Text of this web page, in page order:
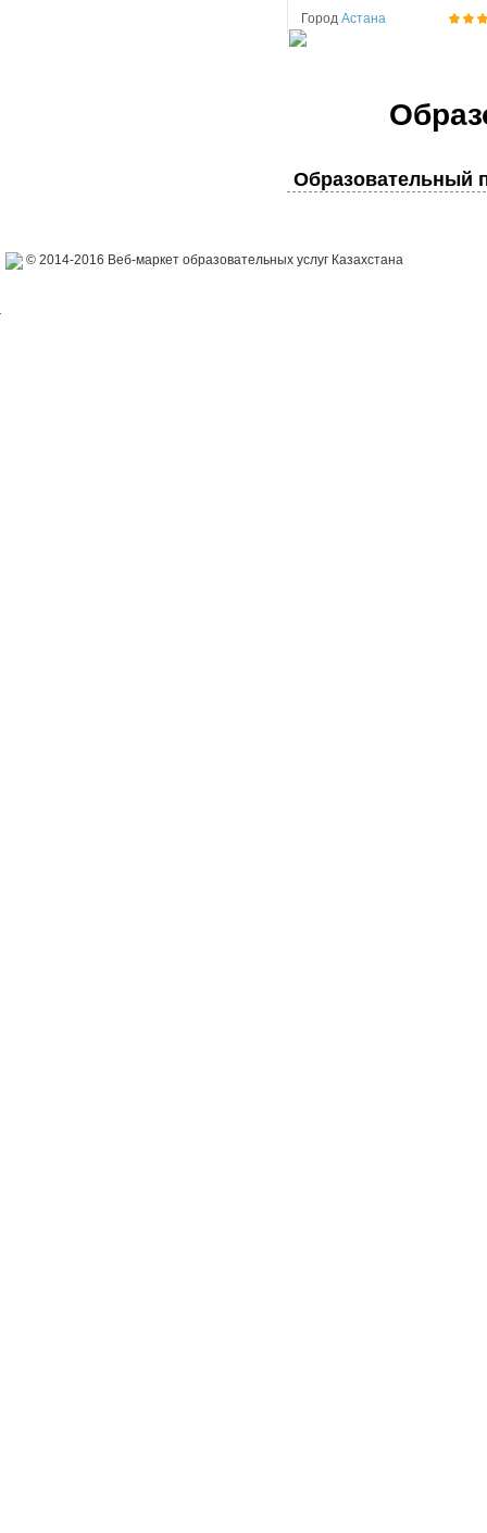
Город Астана
Образовательный
© 2014-2016 Веб-маркет образовательных услуг Казахстана